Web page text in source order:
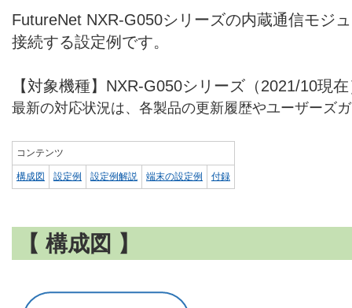
FutureNet NXR-G050シリーズの内蔵通信モジ
接続する設定例です。
【対象機種】NXR-G050シリーズ（2021/10現
最新の対応状況は、各製品の更新履歴やユーザーズ
コンテンツ
構成図 設定例 設定例解説 端末の設定例 付録
【 構成図 】